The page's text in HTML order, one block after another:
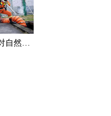
着力提高防范应对自然灾害能力